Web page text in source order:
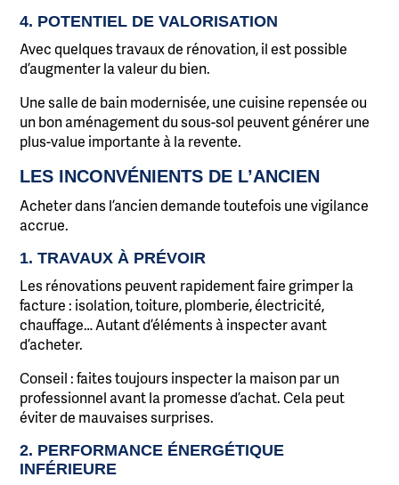
4. POTENTIEL DE VALORISATION
Avec quelques travaux de rénovation, il est possible
d’augmenter la valeur du bien.
Une salle de bain modernisée, une cuisine repensée ou
un bon aménagement du sous-sol peuvent générer une
plus-value importante à la revente.
LES INCONVÉNIENTS DE L’ANCIEN
Acheter dans l’ancien demande toutefois une vigilance
accrue.
1. TRAVAUX À PRÉVOIR
Les rénovations peuvent rapidement faire grimper la
facture : isolation, toiture, plomberie, électricité,
chauffage… Autant d’éléments à inspecter avant
d’acheter.
Conseil : faites toujours inspecter la maison par un
professionnel avant la promesse d’achat. Cela peut
éviter de mauvaises surprises.
2. PERFORMANCE ÉNERGÉTIQUE
INFÉRIEURE